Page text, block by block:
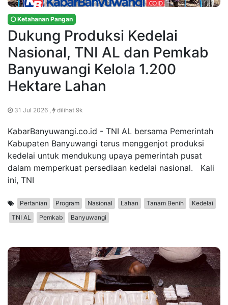
Ketahanan Pangan
Dukung Produksi Kedelai
Nasional, TNI AL dan Pemkab
Banyuwangi Kelola 1.200
Hektare Lahan
31 Jul 2026 , dilihat 9k
KabarBanyuwangi.co.id - TNI AL bersama Pemerintah
Kabupaten Banyuwangi terus menggenjot produksi
kedelai untuk mendukung upaya pemerintah pusat
dalam memperkuat persediaan kedelai nasional. Kali
ini, TNI
Pertanian Program Nasional Lahan Tanam Benih
Kedelai
TNI AL
Pemkab Banyuwangi